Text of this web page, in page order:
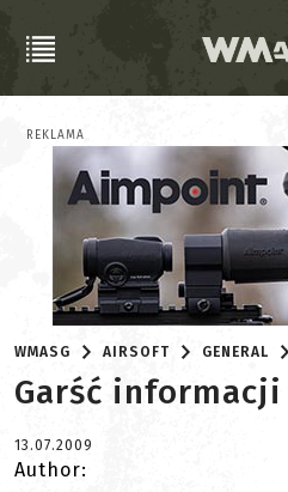
REKLAMA
WMASG AIRSOFT GENERAL
Garść informacji
13.07.2009
Author: